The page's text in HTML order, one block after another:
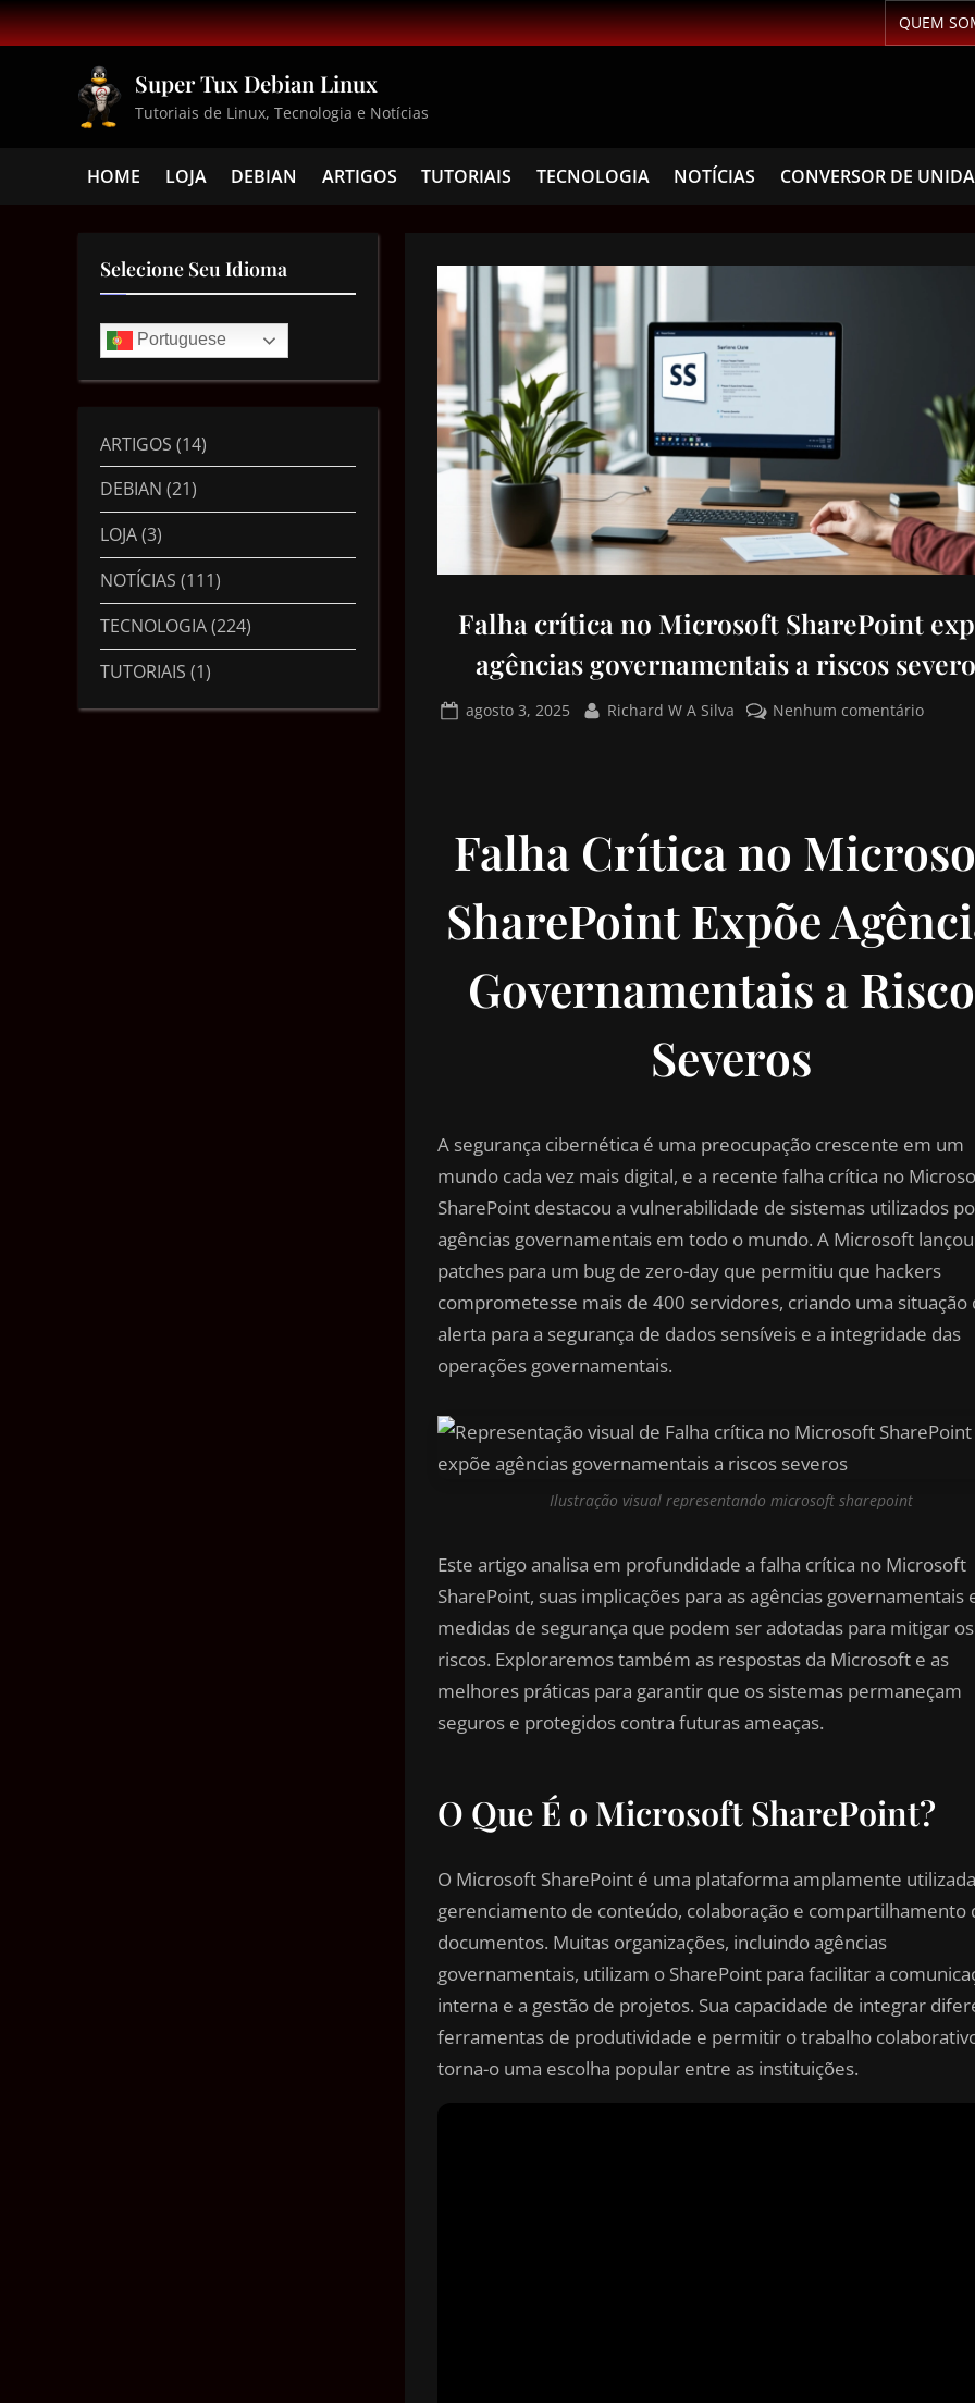
QUEM
Super Tux Debian Linux
Tutoriais de Linux, Tecnologia e Notícias
HOME LOJA DEBIAN ARTIGOS TUTORIAIS TECNOLOGIA NOTÍCIAS CONVERSOR DE
Falha crítica no Microsoft SharePoint
agências governamentais a riscos
agosto 3, 2025 Richard W A Silva Nenhum comentário
Falha Crítica no
SharePoint Expõe
Governamentais a
Severos
A segurança cibernética é uma preocupação crescente em um
mundo cada vez mais digital, e a recente falha crítica no
SharePoint destacou a vulnerabilidade de sistemas utilizados
agências governamentais em todo o mundo. A Microsoft lançou
patches para um bug de zero-day que permitiu que hackers
comprometesse mais de 400 servidores, criando uma situação
alerta para a segurança de dados sensíveis e a integridade das
operações governamentais.
Ilustração visual representando microsoft sharepoint
Este artigo analisa em profundidade a falha crítica no Microsoft
SharePoint, suas implicações para as agências governamentais
medidas de segurança que podem ser adotadas para mitigar os
riscos. Exploraremos também as respostas da Microsoft e as
melhores práticas para garantir que os sistemas permaneçam
seguros e protegidos contra futuras ameaças.
O Que É o Microsoft SharePoint?
O Microsoft SharePoint é uma plataforma amplamente
gerenciamento de conteúdo, colaboração e compartilhamento
documentos. Muitas organizações, incluindo agências
governamentais, utilizam o SharePoint para facilitar a
interna e a gestão de projetos. Sua capacidade de integrar
ferramentas de produtividade e permitir o trabalho
torna-o uma escolha popular entre as instituições.
Selecione Seu Idioma
Portuguese
ARTIGOS (14)
DEBIAN (21)
LOJA(3)
NOTÍCIAS (111)
TECNOLOGIA(224)
TUTORIAIS (1)